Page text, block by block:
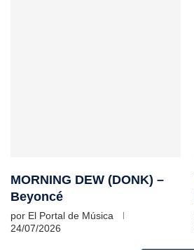
MORNING DEW (DONK) –
Beyoncé
por El Portal de Música
24/07/2026